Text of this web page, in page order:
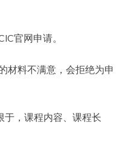
官网申请。
材料不满意，会拒绝为申
于，课程内容、课程长